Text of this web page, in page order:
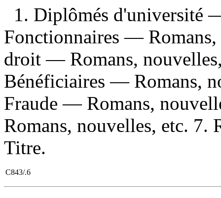
1. Diplômés d'université
Fonctionnaires — Romans,
droit — Romans,
Bénéficiaires — Romans,
Fraude — Romans,
Romans, nouvelles, etc. 7.
Titre.
C843/.6